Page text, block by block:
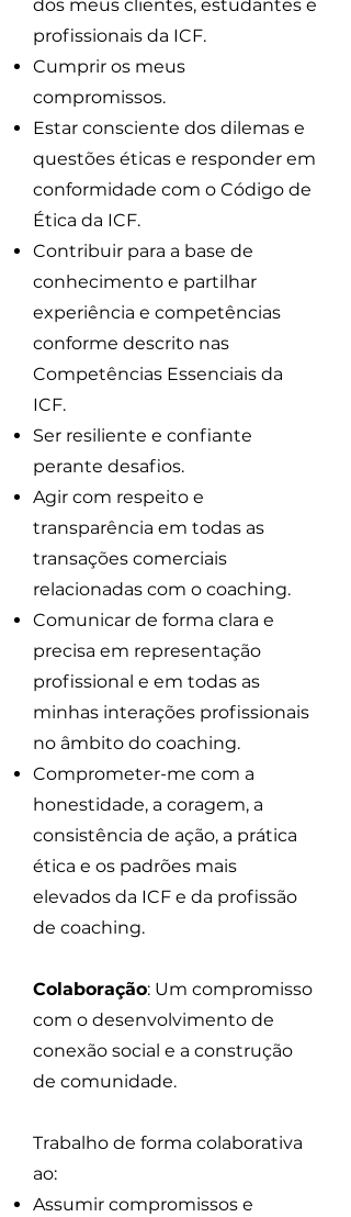
dos meus clientes, estudantes e
profissionais da ICF.
Cumprir os meus
compromissos.
Estar consciente dos dilemas e
questões éticas e responder em
conformidade com o Código de
Ética da ICF.
Contribuir para a base de
conhecimento e partilhar
experiência e competências
conforme descrito nas
Competências Essenciais da
ICF.
Ser resiliente e confiante
perante desafios.
Agir com respeito e
transparência em todas as
transações comerciais
relacionadas com o coaching.
Comunicar de forma clara e
precisa em representação
profissional e em todas as
minhas interações profissionais
no âmbito do coaching.
Comprometer-me com a
honestidade, a coragem, a
consistência de ação, a prática
ética e os padrões mais
elevados da ICF e da profissão
de coaching.
Colaboração: Um compromisso
com o desenvolvimento de
conexão social e a construção
de comunidade.
Trabalho de forma colaborativa
ao:
Assumir compromissos e